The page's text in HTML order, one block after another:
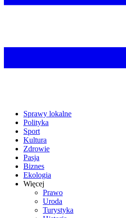
Sprawy lokalne
Polityka
Sport
Kultura
Zdrowie
Pasja
Biznes
Ekologia
Więcej
Prawo
Uroda
Turystyka